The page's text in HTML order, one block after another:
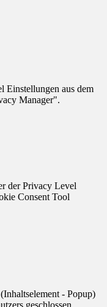
Einstellungen aus dem
Manager".
der Privacy Level
Consent Tool
- Popup)
geschlossen